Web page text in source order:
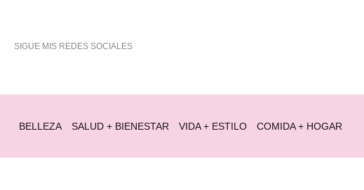
SIGUE MIS REDES SOCIALES
BELLEZA SALUD + BIENESTAR VIDA + ESTILO COMIDA + HOGAR